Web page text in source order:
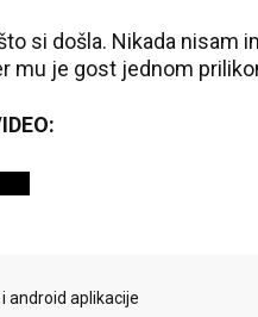
si došla. Nikada nisam
mu je gost jednom
android aplikacije